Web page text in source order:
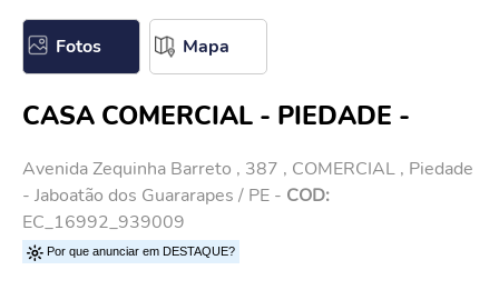
Fotos Mapa
CASA COMERCIAL - PIEDADE -
Avenida Zequinha Barreto , 387 , COMERCIAL , Piedade
- Jaboatão dos Guararapes / PE - COD:
EC_16992_939009
Por que anunciar em DESTAQUE?